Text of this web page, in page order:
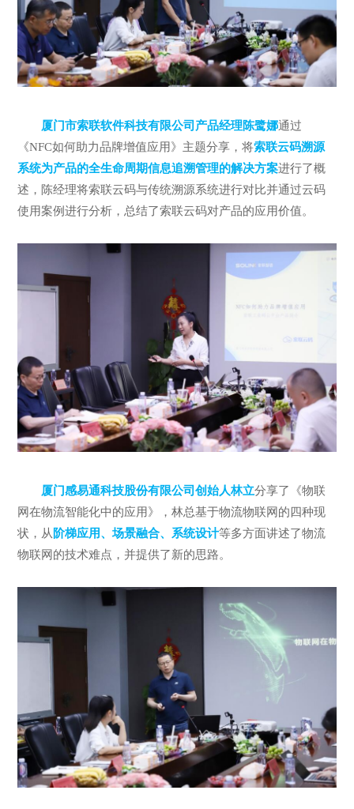
厦门市索联软件科技有限公司产品经理陈鹭娜通过
《NFC如何助力品牌增值应用》主题分享，将索联云码溯源
系统为产品的全生命周期信息追溯管理的解决方案进行了概
述，陈经理将索联云码与传统溯源系统进行对比并通过云码
使用案例进行分析，总结了索联云码对产品的应用价值。
厦门感易通科技股份有限公司创始人林立分享了《物联
网在物流智能化中的应用》，林总基于物流物联网的四种现
状，从阶梯应用、场景融合、系统设计等多方面讲述了物流
物联网的技术难点，并提供了新的思路。